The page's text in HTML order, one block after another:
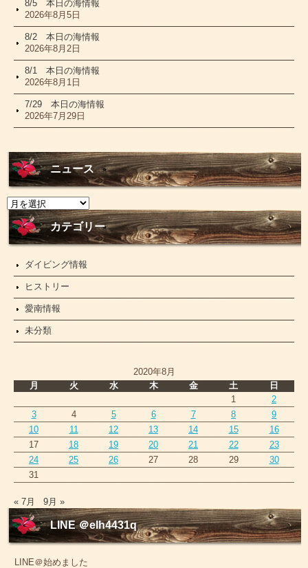
8/5 本日の海情報
2026年8月5日
8/2 本日の海情報
2026年8月2日
8/1 本日の海情報
2026年8月1日
7/29 本日の海情報
2026年7月29日
ニュース
ニ
ュ
ー
カテゴリー
ダイビング情報
ヒストリー
愛南情報
未分類
2020年8月
月
火 水 木 金 土
日
1
2
3
4 5 6 7 8
9
10
11 12 13 14 15
16
17
18 19 20 21 22
23
24
25 26 27 28 29
30
31
« 7月 9月 »
LINE ＠elh4431q
LINE＠始めました